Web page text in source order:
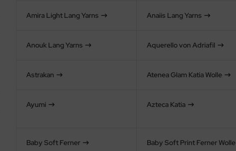
Amira Light Lang Yarns Anaiis Lang Yarns
Anouk Lang Yarns Aquerello von Adriafil
Astrakan Atenea Glam Katia Wolle
Ayumi Azteca Katia
Baby Soft Ferner Baby Soft Print Ferner Wolle